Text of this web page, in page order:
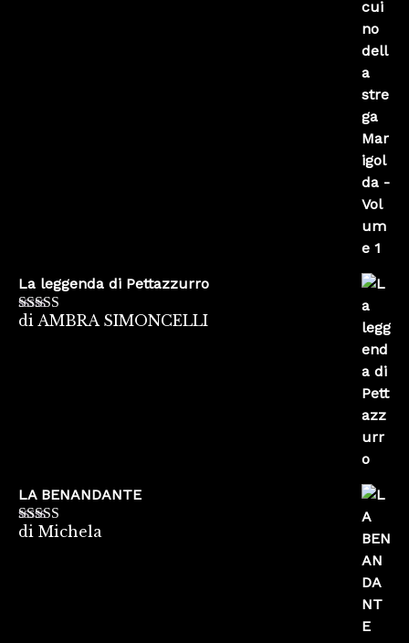
La leggenda di Pettazzurro
Valutato5su
di AMBRA SIMONCELLI
LA BENANDANTE
Valutato5su
di Michela